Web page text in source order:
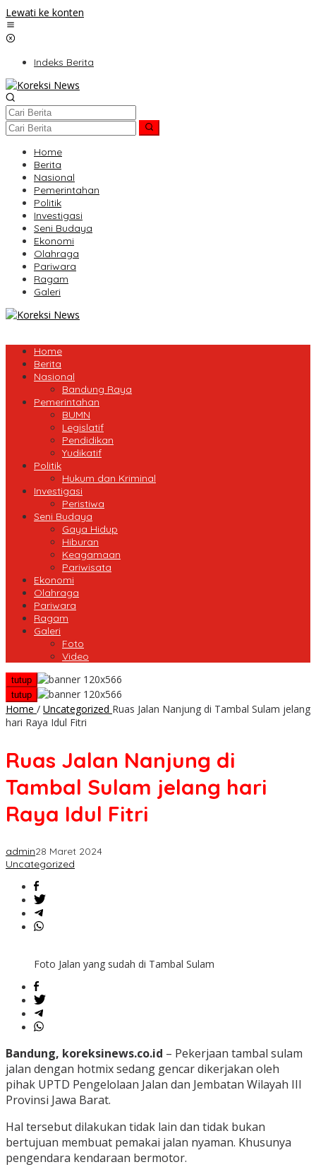
Lewati ke konten
Indeks Berita
Home
Berita
Nasional
Pemerintahan
Politik
Investigasi
Seni Budaya
Ekonomi
Olahraga
Pariwara
Ragam
Galeri
Home
Berita
Nasional
Bandung Raya
Pemerintahan
BUMN
Legislatif
Pendidikan
Yudikatif
Politik
Hukum dan Kriminal
Investigasi
Peristiwa
Seni Budaya
Gaya Hidup
Hiburan
Keagamaan
Pariwisata
Ekonomi
Olahraga
Pariwara
Ragam
Galeri
Foto
Video
tutup
tutup
Home / Uncategorized Ruas Jalan Nanjung di Tambal Sulam jelang
hari Raya Idul Fitri
Ruas Jalan Nanjung di
Tambal Sulam jelang hari
Raya Idul Fitri
admin28 Maret 2024
Uncategorized
Foto Jalan yang sudah di Tambal Sulam
Bandung, koreksinews.co.id – Pekerjaan tambal sulam
jalan dengan hotmix sedang gencar dikerjakan oleh
pihak UPTD Pengelolaan Jalan dan Jembatan Wilayah III
Provinsi Jawa Barat.
Hal tersebut dilakukan tidak lain dan tidak bukan
bertujuan membuat pemakai jalan nyaman. Khusunya
pengendara kendaraan bermotor.